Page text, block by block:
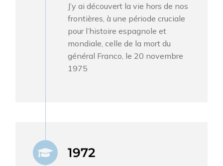
J’y ai découvert la vie hors de nos
frontières, à une période cruciale
pour l’histoire espagnole et
mondiale, celle de la mort du
général Franco, le 20 novembre
1975
1972